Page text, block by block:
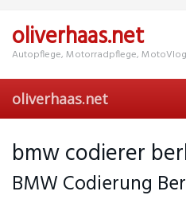
main
content
oliverhaas.net
Autopflege, Motorradpflege,
oliverhaas.net
bmw codierer
BMW Codierung